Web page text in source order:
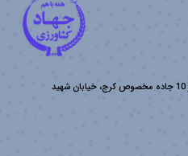
تهران، کیلومتر 10 جاده مخصوص کرج، خیابان شهید